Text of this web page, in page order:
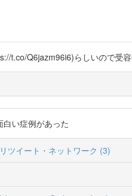
t.co/Q6jazm96i6)らしいので受
い症例があった
リツイート・ネットワーク (3)